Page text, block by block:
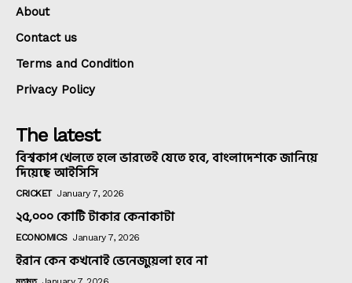
About
Contact us
Terms and Condition
Privacy Policy
The latest
বিশ্বকাপ খেলতে হলে ভারতেই যেতে হবে, বাংলাদেশকে জানিয়ে
দিয়েছে আইসিসি
CRICKET January 7, 2026
২৫,০০০ কোটি টাকার কেনাকাটা
ECONOMICS January 7, 2026
ইরান কেন কখনোই ভেনেজুয়েলা হবে না